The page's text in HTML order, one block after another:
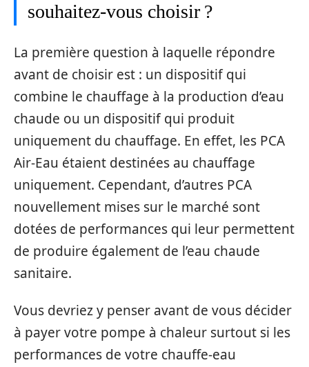
souhaitez-vous choisir ?
La première question à laquelle répondre
avant de choisir est : un dispositif qui
combine le chauffage à la production d’eau
chaude ou un dispositif qui produit
uniquement du chauffage. En effet, les PCA
Air-Eau étaient destinées au chauffage
uniquement. Cependant, d’autres PCA
nouvellement mises sur le marché sont
dotées de performances qui leur permettent
de produire également de l’eau chaude
sanitaire.
Vous devriez y penser avant de vous décider
à payer votre pompe à chaleur surtout si les
performances de votre chauffe-eau